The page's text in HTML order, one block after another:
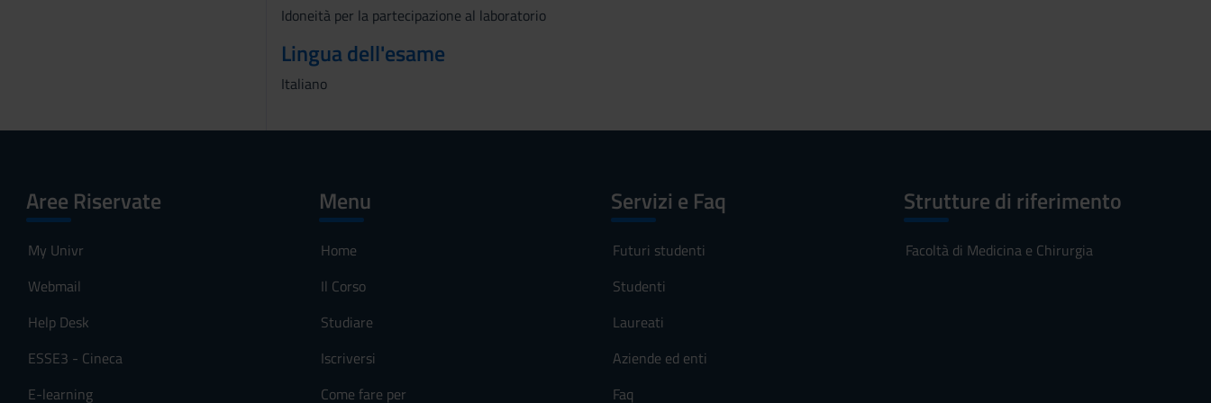
Idoneità per la partecipazione al laboratorio
Lingua dell'esame
Italiano
Aree Riservate
My Univr
Webmail
Help Desk
ESSE3 - Cineca
E-learning
Menu
Home
Il Corso
Studiare
Iscriversi
Come fare per
Servizi e Faq
Futuri studenti
Studenti
Laureati
Aziende ed enti
Faq
Strutture di riferimento
Facoltà di Medicina e Chirurgia